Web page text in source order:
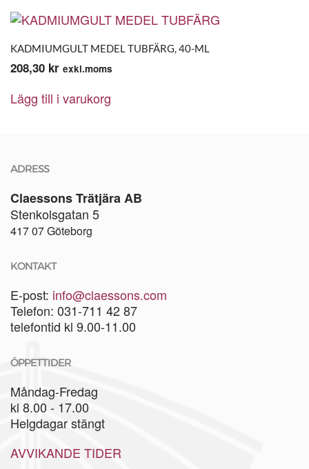
KADMIUMGULT MEDEL TUBFÄRG, 40-ML
208,30 kr exkl.moms
Lägg till i varukorg
ADRESS
Claessons Trätjära AB
Stenkolsgatan 5
417 07 Göteborg
KONTAKT
E-post: info@claessons.com
Telefon: 031-711 42 87
telefontid kl 9.00-11.00
ÖPPETTIDER
Måndag-Fredag
kl 8.00 - 17.00
Helgdagar stängt
AVVIKANDE TIDER